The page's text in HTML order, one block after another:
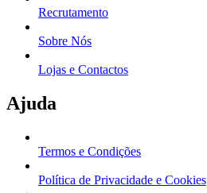
Recrutamento
Sobre Nós
Lojas e Contactos
Ajuda
Termos e Condições
Política de Privacidade e Cookies